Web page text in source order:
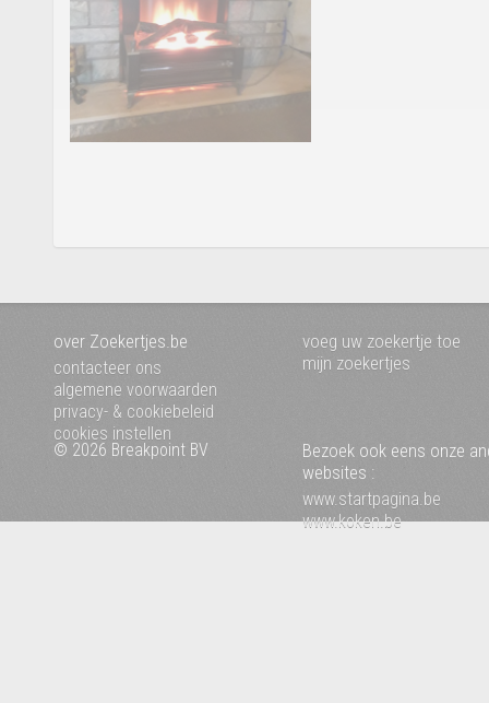
over Zoekertjes.be
contacteer ons
algemene voorwaarden
privacy- & cookiebeleid
cookies instellen
voeg uw zoekertje toe
mijn zoekertjes
© 2026 Breakpoint BV
Bezoek ook eens onze
websites :
www.startpagina.be
www.koken.be